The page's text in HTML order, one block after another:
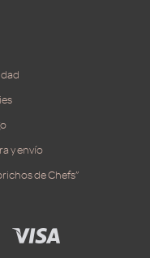
y envío
de Chefs”